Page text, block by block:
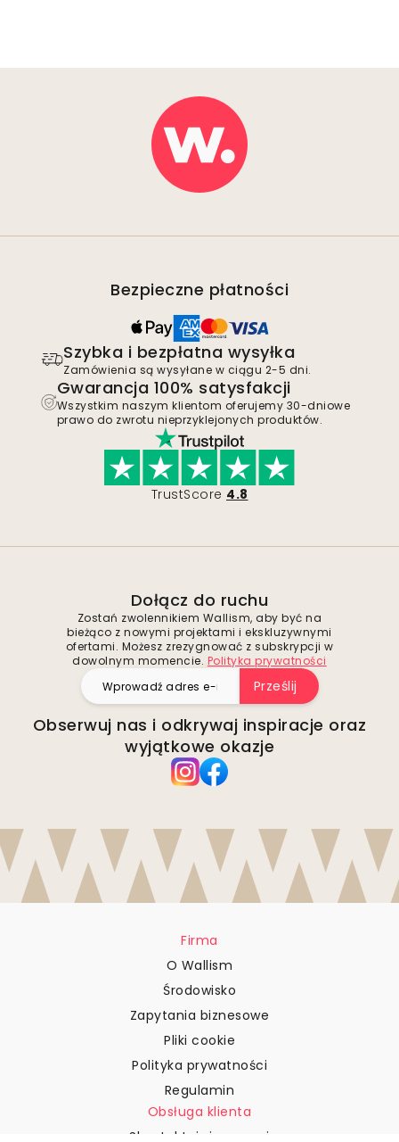
Bezpieczne płatności
Szybka i bezpłatna wysyłka
Zamówienia są wysyłane w ciągu 2-5 dni.
Gwarancja 100% satysfakcji
Wszystkim naszym klientom oferujemy 30-dniowe
prawo do zwrotu nieprzyklejonych produktów.
TrustScore 4.8
Dołącz do ruchu
Zostań zwolennikiem Wallism, aby być na
bieżąco z nowymi projektami i ekskluzywnymi
ofertami. Możesz zrezygnować z subskrypcji w
dowolnym momencie. Polityka prywatności
Prześlij
Obserwuj nas i odkrywaj inspiracje oraz
wyjątkowe okazje
Firma
O Wallism
Środowisko
Zapytania biznesowe
Pliki cookie
Polityka prywatności
Regulamin
Obsługa klienta
Skontaktuj się z nami